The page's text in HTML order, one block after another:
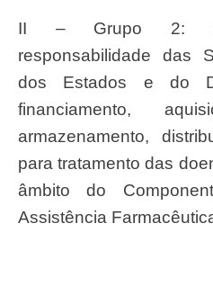
II – Grupo 2: medicamentos sob
responsabilidade das
dos Estados e do
financiamento,
armazenamento,
para tratamento das
âmbito do
Assistência